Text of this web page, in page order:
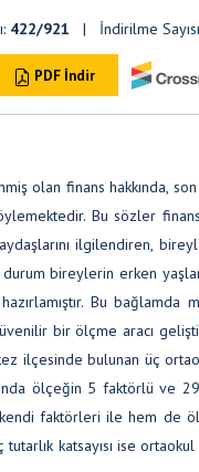
422/921 | İndirilme
PDF İndir
olan finans hakkında,
Bu sözler
ilgilendiren,
durum bireylerin erken
Bu
bir ölçme aracı
ilçesinde bulunan üç
ölçeğin 5 faktörlü ve
faktörleri ile hem de
katsayısı ise